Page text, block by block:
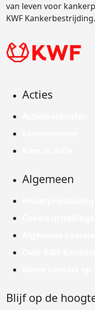
van leven voor
KWF Kankerbestrijding.
Acties
Algemeen
Blijf op de